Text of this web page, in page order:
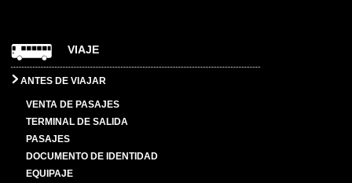
VIAJE
ANTES DE VIAJAR
VENTA DE PASAJES
TERMINAL DE SALIDA
PASAJES
DOCUMENTO DE IDENTIDAD
EQUIPAJE